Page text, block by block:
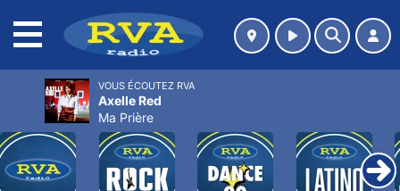
VOUS ÉCOUTEZ RVA
Axelle Red
Ma Prière